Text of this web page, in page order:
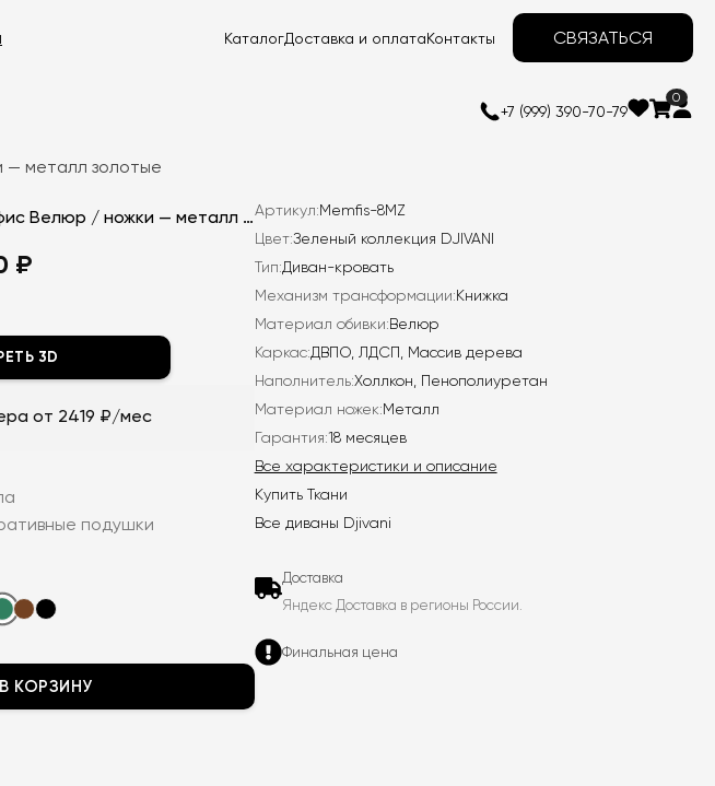
КаталогДоставка и оплатаКонтакты СВЯЗАТЬСЯ
+7 (999) 390-70-79
0
металл золотые
Диван книжка Мемфис Велюр / ножки — металл золотые
₽Текущая
29
030
₽.
3D
от 2419 ₽/мес
подушки
В КОРЗИНУ
Артикул:Memfis-8MZ
Цвет:Зеленый коллекция DJIVANI
Тип:Диван-кровать
Механизм трансформации:Книжка
Материал обивки:Велюр
Каркас:ДВПО, ЛДСП, Массив дерева
Наполнитель:Холлкон, Пенополиуретан
Материал ножек:Металл
Гарантия:18 месяцев
Все характеристики и описание
Купить Ткани
Все диваны Djivani
Доставка
Яндекс Доставка в регионы России.
Финальная цена